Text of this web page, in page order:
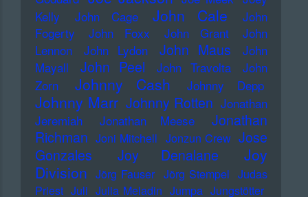
Kelly
John Cage John Cale
John
Fogerty
John Foxx John Grant
John
Lennon
John Lydon John Maus
John
Mayall
John Peel John Travolta
John
Zorn
Johnny Cash Johnny Depp
Johnny Marr Johnny Rotten Jonathan
Jeremiah
Jonathan Meese
Jonathan
Richman Joni Mitchell Jonzun Crew Jose
Gonzales
Joy Denalane
Joy
Division Jörg Fauser Jörg Stempel Judas
Priest Juli Julia Meladin Jumpa Jungstötter